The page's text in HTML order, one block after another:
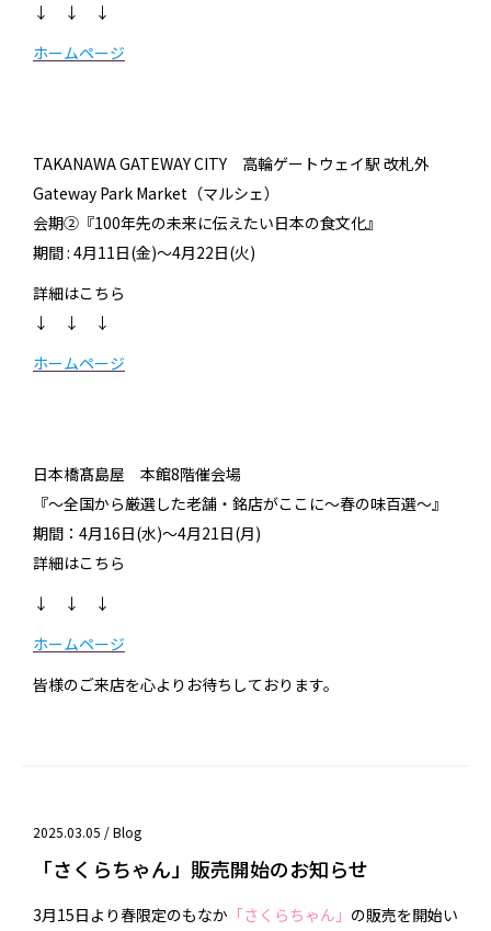
↓ ↓ ↓
ホームページ
TAKANAWA GATEWAY CITY 高輪ゲートウェイ駅 改札外
Gateway Park Market（マルシェ）
会期②『100年先の未来に伝えたい⽇本の⾷⽂化』
期間 : 4月11日(金)～4月22日(火)
詳細はこちら
↓ ↓ ↓
ホームページ
日本橋髙島屋 本館8階催会場
『～全国から厳選した老舗・銘店がここに～春の味百選～』
期間：4月16日(水)～4月21日(月)
詳細はこちら
↓ ↓ ↓
ホームページ
皆様のご来店を心よりお待ちしております。
2025.03.05 /Blog
「さくらちゃん」販売開始のお知らせ
3月15日より春限定のもなか 「さくらちゃん」 の販売を開始い